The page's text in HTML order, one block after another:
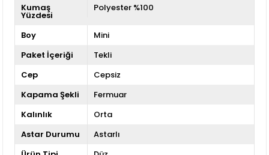
Kumaş
Yüzdesi
Polyester %100
Boy
Mini
Paket İçeriği
Tekli
Cep
Cepsiz
Kapama Şekli
Fermuar
Kalınlık
Orta
Astar Durumu
Astarlı